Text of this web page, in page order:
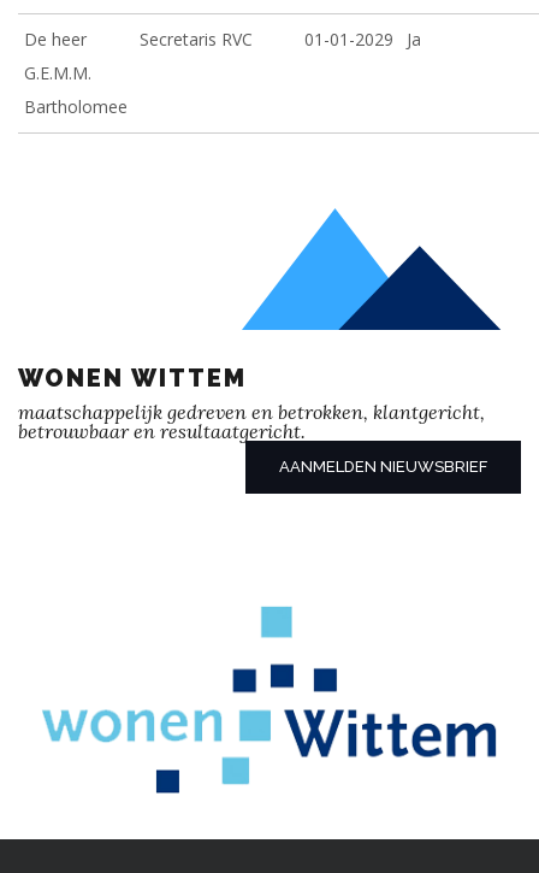
De heer
G.E.M.M.
Bartholomee
Secretaris RVC 01-01-2029 Ja
WONEN WITTEM
maatschappelijk gedreven en betrokken, klantgericht,
betrouwbaar en resultaatgericht.
AANMELDEN NIEUWSBRIEF